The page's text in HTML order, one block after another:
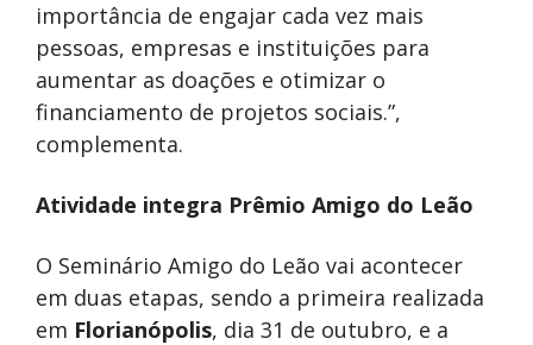
importância de engajar cada vez mais
pessoas, empresas e instituições para
aumentar as doações e otimizar o
financiamento de projetos sociais.”,
complementa.
Atividade integra Prêmio Amigo do Leão
O Seminário Amigo do Leão vai acontecer
em duas etapas, sendo a primeira realizada
em Florianópolis, dia 31 de outubro, e a